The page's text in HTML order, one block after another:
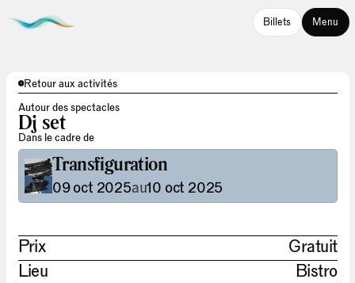
Billets Menu
Retour aux activités
Autour des spectacles
Dj set
Dans le cadre de
Transfiguration
09 oct 2025au10 oct 2025
Prix
Gratuit
Lieu
Bistro